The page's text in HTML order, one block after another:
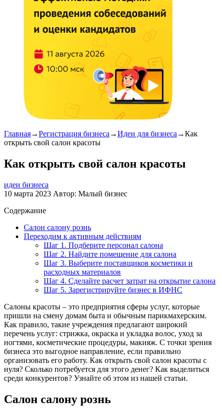
Главная→Регистрация бизнеса →Идеи для бизнеса →Как
открыть свой салон красоты
Как открыть свой салон красоты
идеи бизнеса
10 марта 2023 Автор: Малый бизнес
Содержание
Салон салону рознь
Переходим к активным действиям
Шаг 1. Подберите персонал салона
Шаг 2. Найдите помещение для салона
Шаг 3. Выберите поставщиков косметики и
расходных материалов
Шаг 4. Сделайте расчет затрат на открытие салона
Шаг 5. Зарегистрируйте бизнес в ИФНС
Салоны красоты – это предприятия сферы услуг, которые
пришли на смену домам быта и обычным парикмахерским.
Как правило, такие учреждения предлагают широкий
перечень услуг: стрижка, окраска и укладка волос, уход за
ногтями, косметические процедуры, макияж. С точки зрения
бизнеса это выгодное направление, если правильно
организовать его работу. Как открыть свой салон красоты с
нуля? Сколько потребуется для этого денег? Как выделиться
среди конкурентов? Узнайте об этом из нашей статьи.
Салон салону рознь